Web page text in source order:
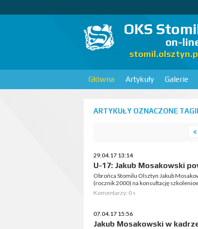
OKS
on-
Główna Artykuły Galerie
ARTYKUŁY OZNACZONE
29.04.17 13:14
U-17: Jakub Mosakowski
Obrońca Stomilu Olsztyn Jakub
(rocznik 2000) na konsultację
Komentarzy: 0 »
07.04.17 15:56
Jakub Mosakowski w